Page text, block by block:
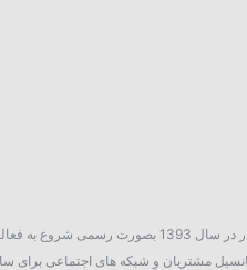
فروشگاه آنلاین یدک کار در
مشتریان و شبکه های اجتماعی برای